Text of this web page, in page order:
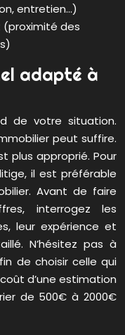
entretien…)
des
adapté à
de votre situation.
peut suffire.
plus approprié. Pour
il est préférable
Avant de faire
interrogez les
leur expérience et
N’hésitez pas à
de choisir celle qui
d’une estimation
de 500€ à 2000€